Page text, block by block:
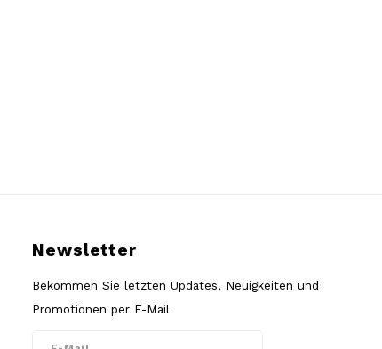
Newsletter
Bekommen Sie letzten Updates, Neuigkeiten und
Promotionen per E-Mail